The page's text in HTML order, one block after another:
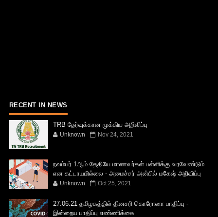
RECENT IN NEWS
TRB தேர்வுக்கான முக்கிய அறிவிப்பு
Unknown Nov 24, 2021
நவம்பர் 1ஆம் தேதியே மாணவர்கள் பள்ளிக்கு வரவேண்டும்
என கட்டாயமில்லை - அமைச்சர் அன்பில் மகேஷ் அறிவிப்பு
Unknown Oct 25, 2021
27.06.21 தமிழகத்தில் தினசரி கொரோனா பாதிப்பு -
இன்றைய பாதிப்பு எண்ணிக்கை